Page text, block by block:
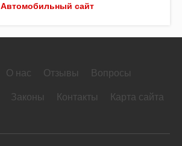
Автомобильный сайт
О нас Отзывы Вопросы
Законы Контакты Карта сайта